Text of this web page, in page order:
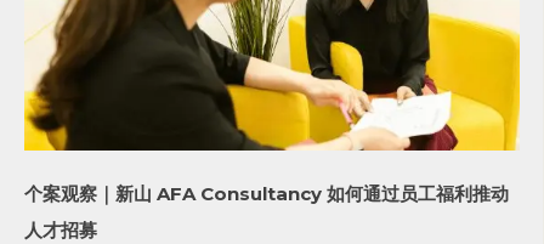
个案观察｜新山 AFA Consultancy 如何通过员工福利推动
人才招募